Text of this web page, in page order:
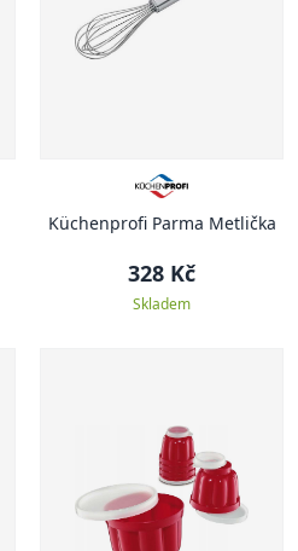
Küchenprofi Parma Metlička
328 Kč
Skladem